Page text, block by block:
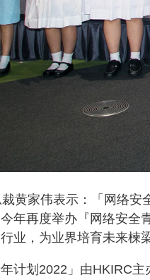
黄家伟表示：「网络
年再度举办『网络安全
业，为业界培育未来楝
年计划2022」由HKIRC